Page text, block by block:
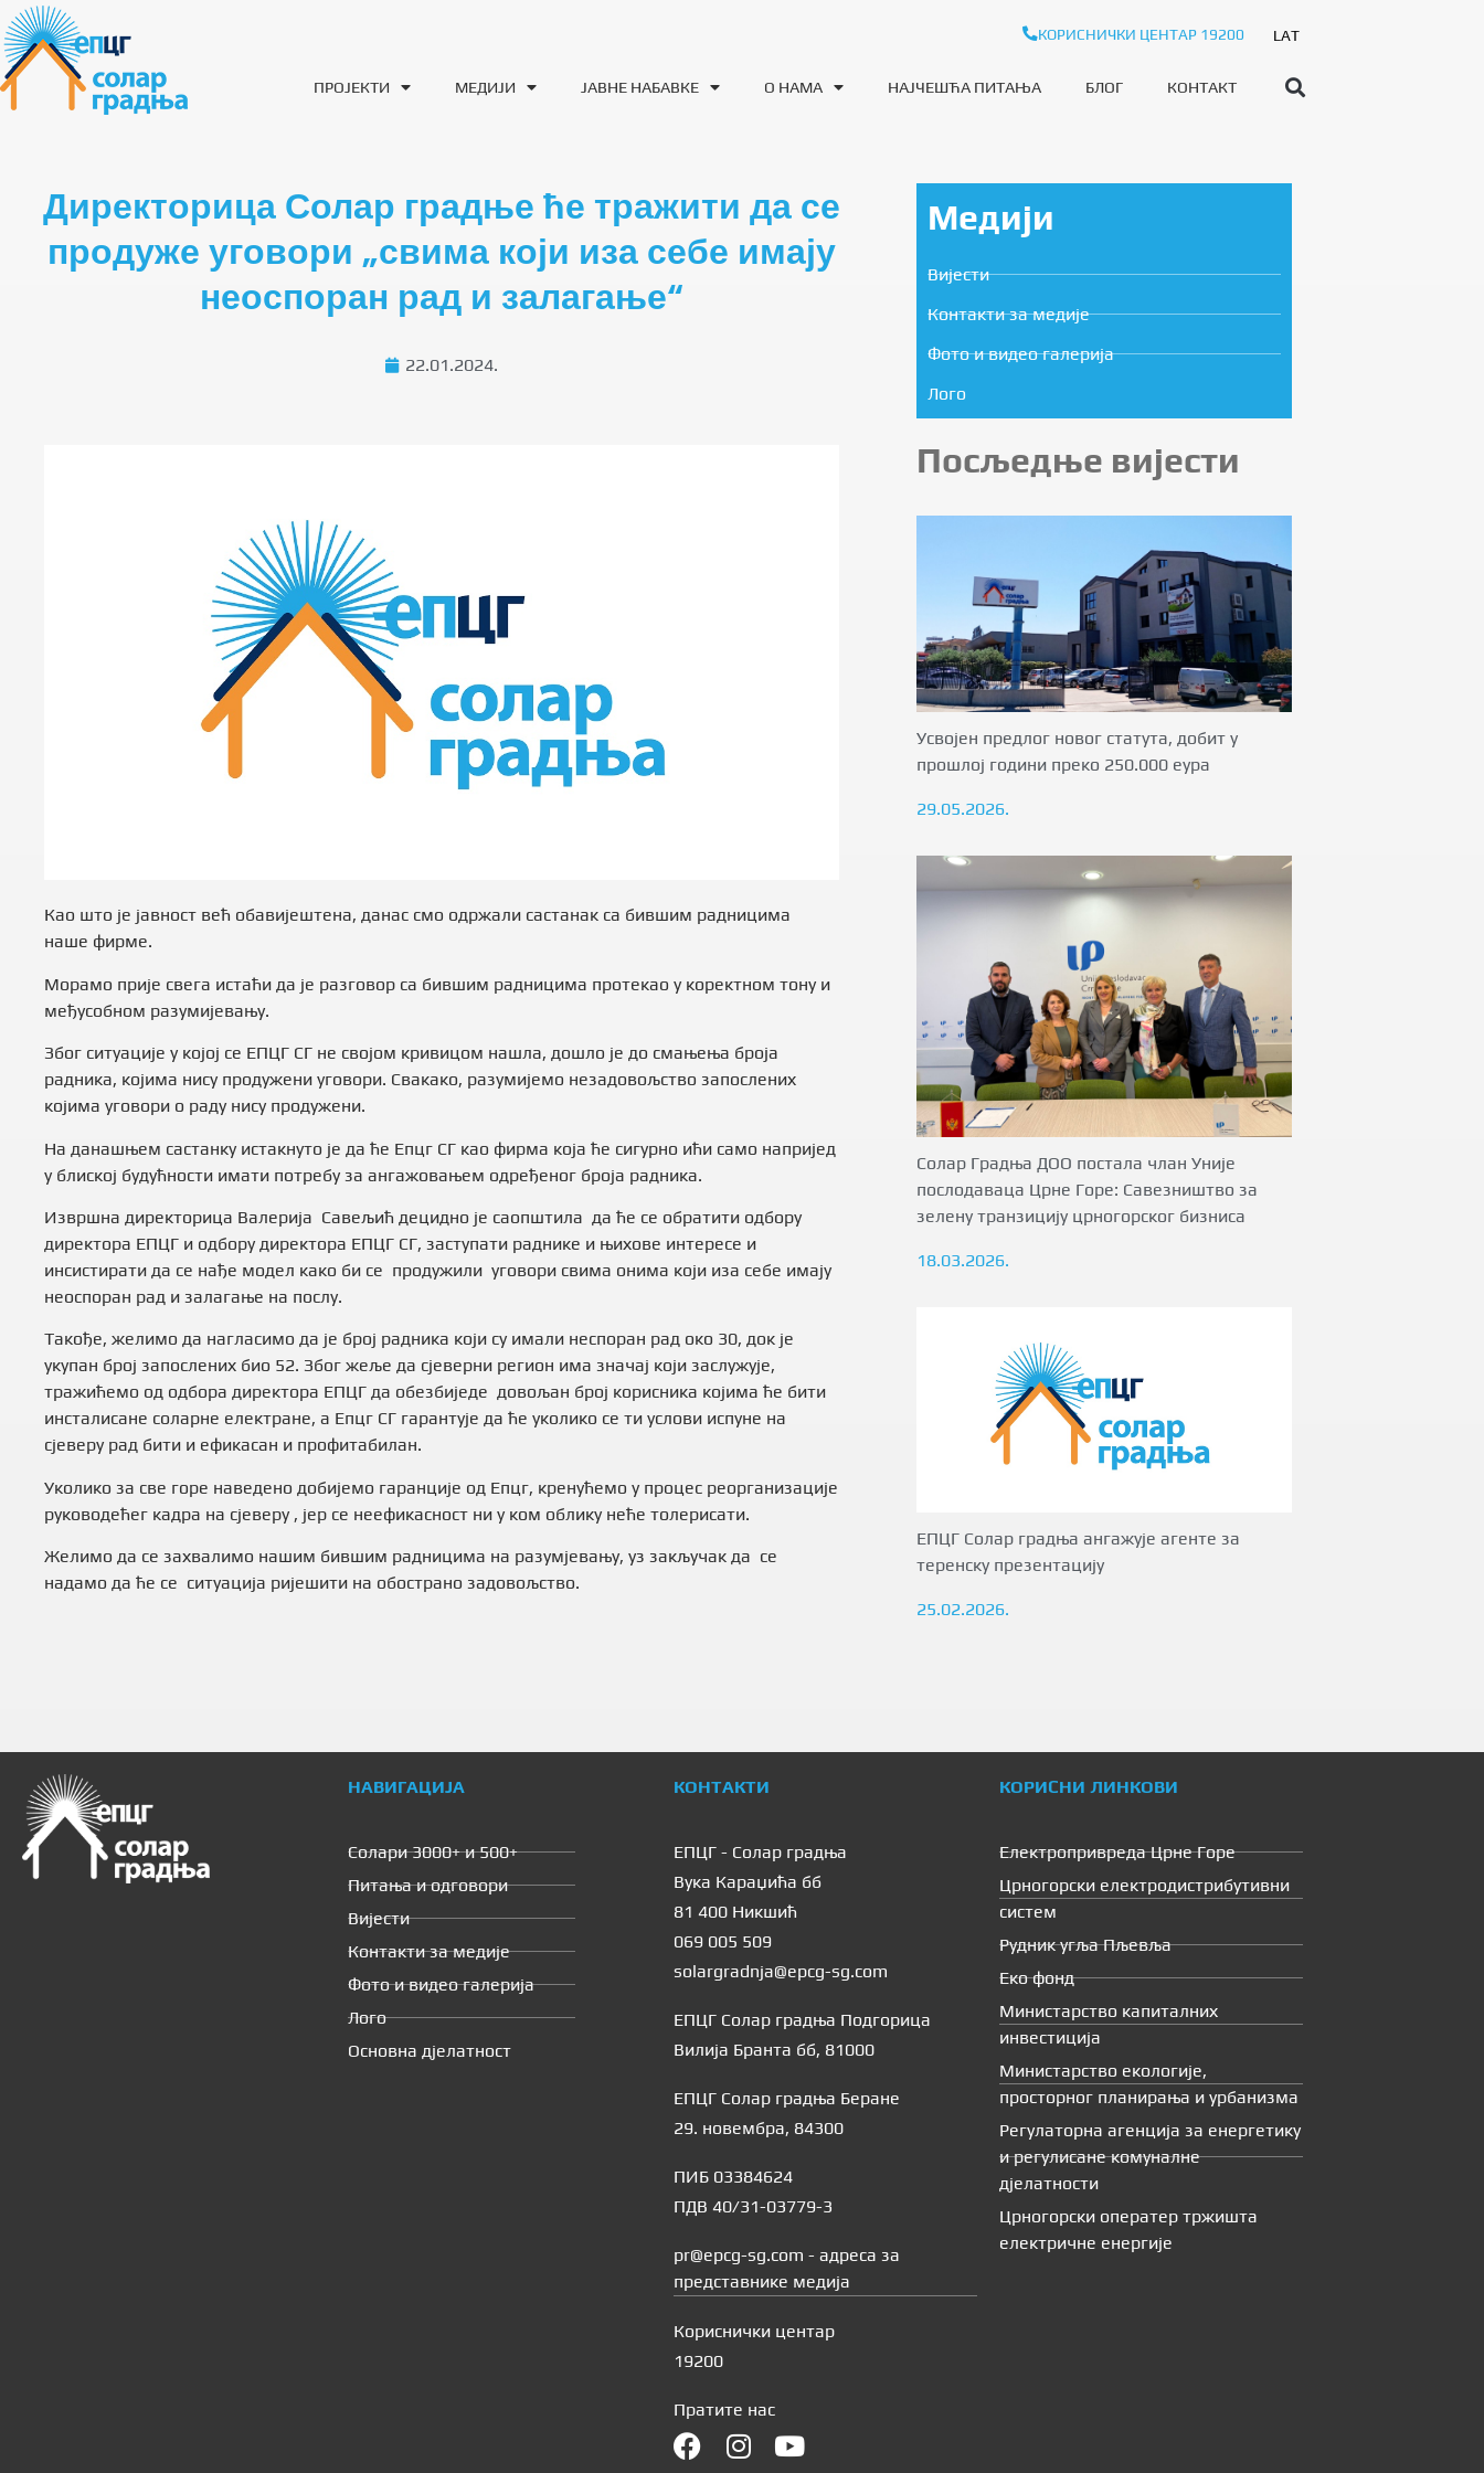
КОРИСНИЧКИ ЦЕНТАР 19200 LAT
ПРОЈЕКТИ МЕДИЈИ ЈАВНЕ НАБАВКЕ О НАМА НАЈЧЕШЋА ПИТАЊА БЛОГ КОНТАКТ
Директорица Солар градње ће тражити да се
продуже уговори „свима који иза себе имају
неоспоран рад и залагање“
22.01.2024.
Као што је јавност већ обавијештена, данас смо одржали састанак са бившим радницима
наше фирме.
Морамо прије свега истаћи да је разговор са бившим радницима протекао у коректном тону и
међусобном разумијевању.
Због ситуације у којој се ЕПЦГ СГ не својом кривицом нашла, дошло је до смањења броја
радника, којима нису продужени уговори. Свакако, разумијемо незадовољство запослених
којима уговори о раду нису продужени.
На данашњем састанку истакнуто је да ће Епцг СГ као фирма која ће сигурно ићи само напријед
у блиској будућности имати потребу за ангажовањем одређеног броја радника.
Извршна директорица Валерија Савељић децидно је саопштила да ће се обратити одбору
директора ЕПЦГ и одбору директора ЕПЦГ СГ, заступати раднике и њихове интересе и
инсистирати да се нађе модел како би се продужили уговори свима онима који иза себе имају
неоспоран рад и залагање на послу.
Такође, желимо да нагласимо да је број радника који су имали неспоран рад око 30, док је
укупан број запослених био 52. Због жеље да сјеверни регион има значај који заслужује,
тражићемо од одбора директора ЕПЦГ да обезбиједе довољан број корисника којима ће бити
инсталисане соларне електране, а Епцг СГ гарантује да ће уколико се ти услови испуне на
сјеверу рад бити и ефикасан и профитабилан.
Уколико за све горе наведено добијемо гаранције од Епцг, кренућемо у процес реорганизације
руководећег кадра на сјеверу , јер се неефикасност ни у ком облику неће толерисати.
Желимо да се захвалимо нашим бившим радницима на разумјевању, уз закључак да се
надамо да ће се ситуација ријешити на обострано задовољство.
Медији
Вијести
Контакти за медије
Фото и видео галерија
Лого
Посљедње вијести
Усвојен предлог новог статута, добит у
прошлој години преко 250.000 еура
29.05.2026.
Солар Градња ДОО постала члан Уније
послодаваца Црне Горе: Савезништво за
зелену транзицију црногорског бизниса
18.03.2026.
ЕПЦГ Солар градња ангажује агенте за
теренску презентацију
25.02.2026.
НАВИГАЦИЈА
Солари 3000+ и 500+
Питања и одговори
Вијести
Контакти за медије
Фото и видео галерија
Лого
Основна дјелатност
КОНТАКТИ
ЕПЦГ - Солар градња
Вука Караџића бб
81 400 Никшић
069 005 509
solargradnja@epcg-sg.com
ЕПЦГ Солар градња Подгорица
Вилија Бранта бб, 81000
ЕПЦГ Солар градња Беране
29. новембра, 84300
ПИБ 03384624
ПДВ 40/31-03779-3
pr@epcg-sg.com - адреса за
представнике медија
Кориснички центар
19200
Пратите нас
КОРИСНИ ЛИНКОВИ
Електропривреда Црне Горе
Црногорски електродистрибутивни
систем
Рудник угља Пљевља
Еко фонд
Министарство капиталних
инвестиција
Министарство екологије,
просторног планирања и урбанизма
Регулаторна агенција за енергетику
и регулисане комуналне
дјелатности
Црногорски оператер тржишта
електричне енергије